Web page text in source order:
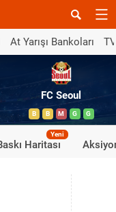
At Yarışı Bankoları
FC Seoul
B B M G G
Haritası
Yeni